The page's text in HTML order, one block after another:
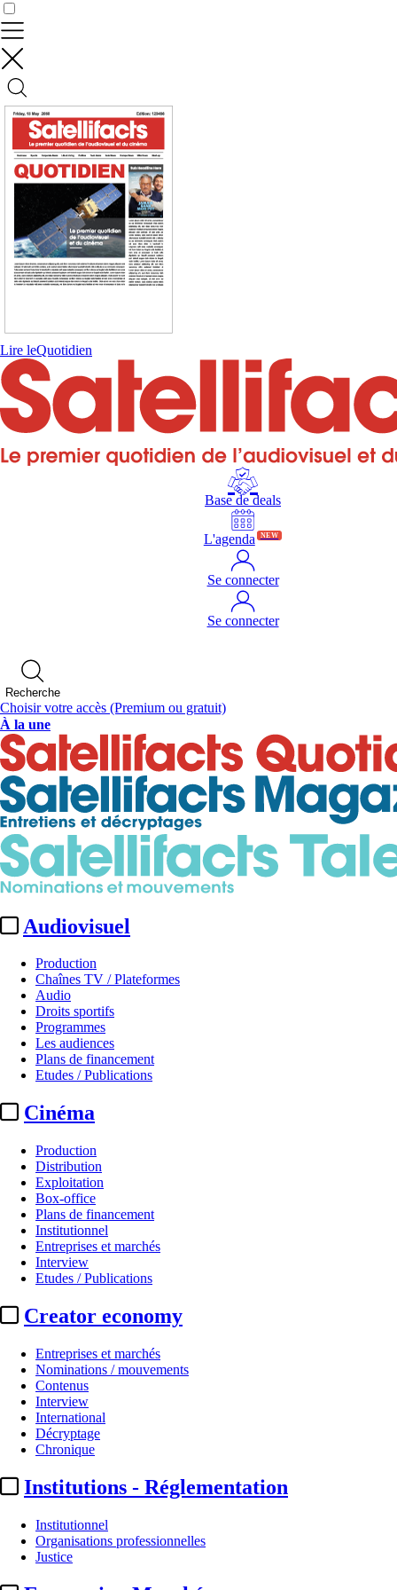
Lire leQuotidien
Base de deals
L'agenda NEW
Se connecter
Se connecter
Recherche
Choisir votre accès (Premium ou gratuit)
À la une
Audiovisuel
Production
Chaînes TV / Plateformes
Audio
Droits sportifs
Programmes
Les audiences
Plans de financement
Etudes / Publications
Cinéma
Production
Distribution
Exploitation
Box-office
Plans de financement
Institutionnel
Entreprises et marchés
Interview
Etudes / Publications
Creator economy
Entreprises et marchés
Nominations / mouvements
Contenus
Interview
International
Décryptage
Chronique
Institutions - Réglementation
Institutionnel
Organisations professionnelles
Justice
Contrôler vos données